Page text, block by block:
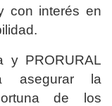
con interés en
y PRORURAL
asegurar la
de los